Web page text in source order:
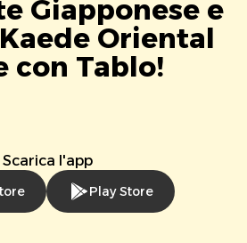
Giapponese e
Oriental
con Tablo!
Scarica l'app
Play Store